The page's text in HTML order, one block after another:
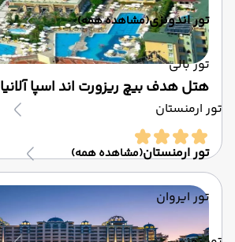
تور اندونزی(مشاهده همه)
تور بالی
تور ارمنستان
تور ارمنستان(مشاهده همه)
تور ایروان
هتل هدف بیچ ریزورت اند اسپا آلانیا